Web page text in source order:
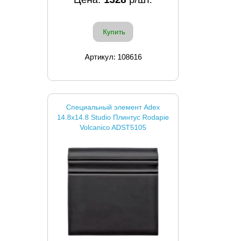
Купить
Артикул: 108616
Специальный элемент Adex
14.8x14.8 Studio Плинтус Rodapie
Volcanico ADST5105